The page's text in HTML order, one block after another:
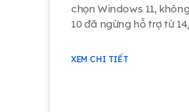
chọn Windows 11,
10 đã ngừng hỗ trợ từ
XEM CHI TIẾT